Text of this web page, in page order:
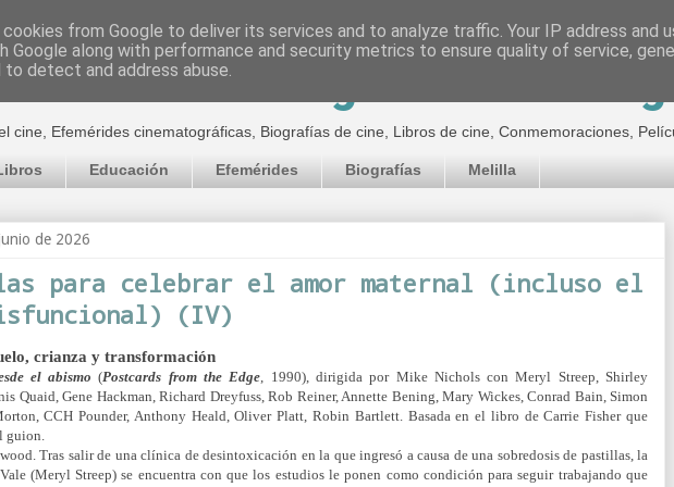
cinematográfico de Jorge
cine, Efemérides cinematográficas, Biografías de cine, Libros de cine, Conmemoraciones,
Educación Efemérides Biografías Melilla
de 2026
para celebrar el amor maternal (incluso el
(IV)
crianza y transformación
el abismo (Postcards from the Edge , 1990), dirigida por Mike Nichols con Meryl Streep, Shirley
Quaid, Gene Hackman, Richard Dreyfuss, Rob Reiner, Annette Bening, Mary Wickes, Conrad Bain, Simon
CCH Pounder, Anthony Heald, Oliver Platt, Robin Bartlett. Basada en el libro de Carrie Fisher que
guion.
Tras salir de una clínica de desintoxicación en la que ingresó a causa de una sobredosis de pastillas, la
(Meryl Streep) se encuentra con que los estudios le ponen como condición para seguir trabajando que
from Google to deliver its services and to analyze traffic. Your IP address and
Google along with performance and security metrics to ensure quality of service,
detect and address abuse.